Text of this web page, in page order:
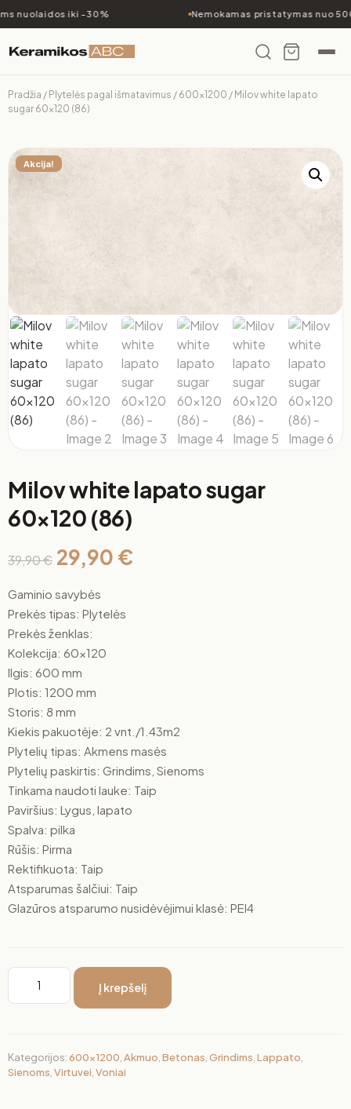
nuolaidos iki -30% Nemokamas pristatymas nuo
Pradžia / Plytelės pagal išmatavimus / 600x1200 / Milov white lapato
sugar 60×120 (86)
Akcija!
Milov white lapato sugar
60×120 (86)
39,90€ 29,90 €
Gaminio savybės
Prekės tipas: Plytelės
Prekės ženklas:
Kolekcija: 60×120
Ilgis: 600 mm
Plotis: 1200 mm
Storis: 8 mm
Kiekis pakuotėje: 2 vnt./1.43m2
Plytelių tipas: Akmens masės
Plytelių paskirtis: Grindims, Sienoms
Tinkama naudoti lauke: Taip
Paviršius: Lygus, lapato
Spalva: pilka
Rūšis: Pirma
Rektifikuota: Taip
Atsparumas šalčiui: Taip
Glazūros atsparumo nusidėvėjimui klasė: PEI4
Į krepšelį
Kategorijos:600x1200 Akmuo Betonas Grindims Lappato
Sienoms Virtuvei Voniai